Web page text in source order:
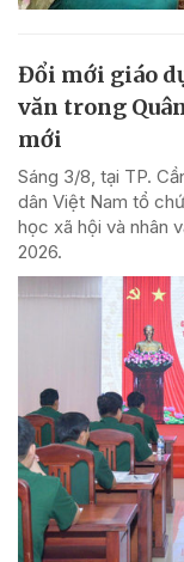
Đổi mới giáo
văn trong
mới
Sáng 3/8, tại TP.
dân Việt Nam tổ
học xã hội và nhân
2026.